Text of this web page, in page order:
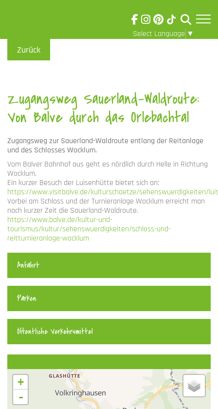
Assistenzsoftware
öffnen.
Select Language ▼
Zurück
Zugangsweg Sauerland-Waldroute:
Von Balve durch das Orlebachtal
Zugangsweg zur Sauerland-Waldroute entlang der Reitanlage
und des Schlosses Wocklum.
Vom Balver Bahnhof aus geht es nördlich durch Helle in Richtung
Wocklum.
Ein kurzer Besuch der Luisenhütte bietet sich an:
https://www.visitbalve.de/kulturschaetze/sehenswuerdigkeiten/
Vorbei am Schloss und der Turnieranlage Wocklum erreicht man
nach kurzer Zeit die Sauerland-Waldroute.
https://www.balve.de/kultur-und-
tourismus/kultur/sehenswuerdigkeiten/schloss-und-
reitturnieranlage-wocklum
Anfahrt
Parken
Öffentliche Verkehrsmittel
+
-